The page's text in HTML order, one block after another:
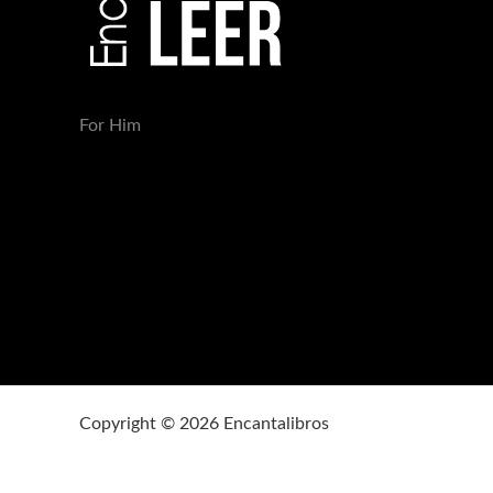
For Him
Copyright © 2026 Encantalibros